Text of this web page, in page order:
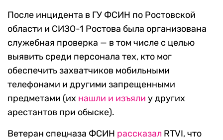
После инцидента в ГУ ФСИН по Ростовской
области и СИЗО-1 Ростова была организована
служебная проверка — в том числе с целью
выявить среди персонала тех, кто мог
обеспечить захватчиков мобильными
телефонами и другими запрещенными
предметами (их нашли и изъяли у других
арестантов при обыске).
Ветеран спецназа ФСИН рассказал RTVI, что